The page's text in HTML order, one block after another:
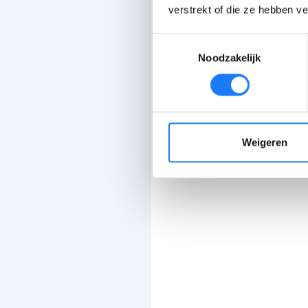
verstrekt of die ze hebben
Noodzakelijk
Weigeren